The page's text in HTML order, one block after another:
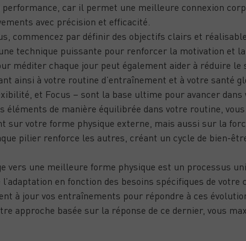
car il permet une meilleure connexion
avec précision et efficacité.
commencez par définir des objectifs clairs et
technique puissante pour renforcer la motivation et
méditer chaque jour peut également aider à réduire
ainsi à votre routine d’entraînement et à votre santé
et Focus – sont la base ultime pour avancer dans
éléments de manière équilibrée dans votre routine, vous
sur votre forme physique externe, mais aussi sur la
pilier renforce les autres, créant un cycle de bien-
vers une meilleure forme physique est un processus
en fonction des besoins spécifiques de
à jour vos entraînements pour répondre à ces
approche basée sur la réponse de ce dernier, vous